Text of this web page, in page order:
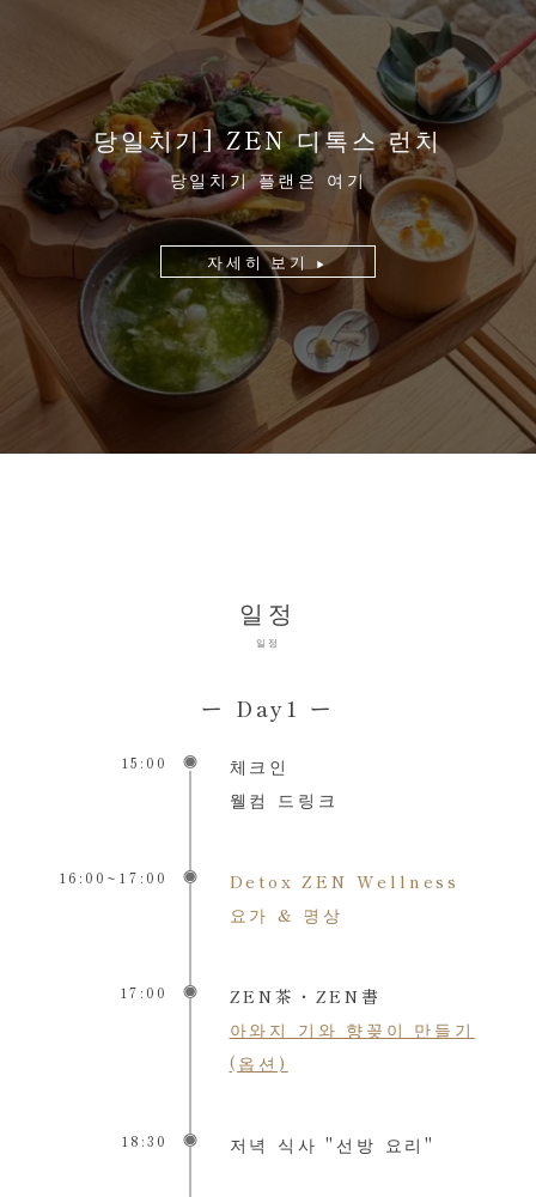
당일치기] ZEN 디톡스 런치
당일치기 플랜은 여기
자세히 보기 ▶︎
일정
일정
ー Day1 ー
15:00
체크인
웰컴 드링크
16:00~17:00
Detox ZEN Wellness
요가 & 명상
17:00
ZEN茶・ZEN書
아와지 기와 향꽂이 만들기
(옵션)
18:30 저녁 식사 "선방 요리"